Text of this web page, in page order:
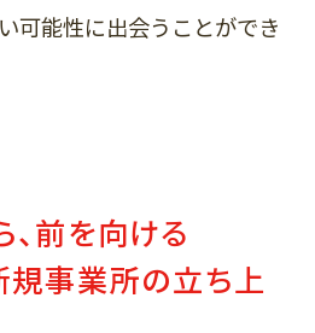
可能性に出会うことができ
前を向ける
規事業所の立ち上